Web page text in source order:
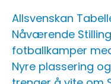
Allsvenskan
Nåværende Stilling
fotballkamper
Nyre plassering